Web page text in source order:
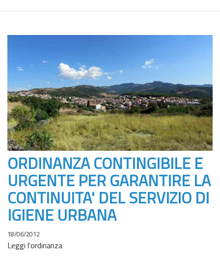
ORDINANZA CONTINGIBILE E
URGENTE PER GARANTIRE LA
CONTINUITA' DEL SERVIZIO DI
IGIENE URBANA
18/06/2012
Leggi l'ordinanza